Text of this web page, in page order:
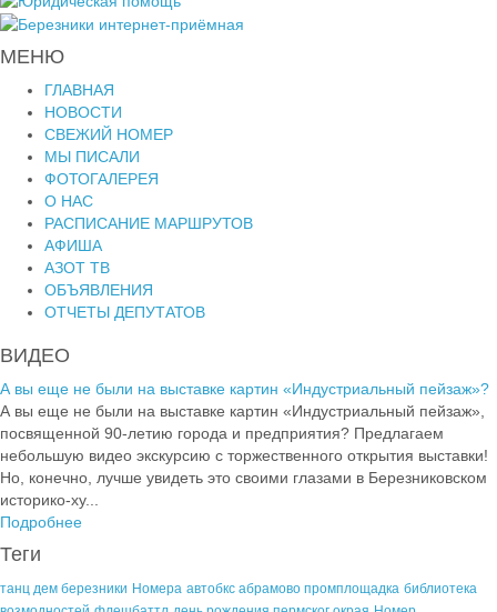
МЕНЮ
ГЛАВНАЯ
НОВОСТИ
СВЕЖИЙ НОМЕР
МЫ ПИСАЛИ
ФОТОГАЛЕРЕЯ
О НАС
РАСПИСАНИЕ МАРШРУТОВ
АФИША
АЗОТ ТВ
ОБЪЯВЛЕНИЯ
ОТЧЕТЫ ДЕПУТАТОВ
ВИДЕО
А вы еще не были на выставке картин «Индустриальный пейзаж»?
А вы еще не были на выставке картин «Индустриальный пейзаж»,
посвященной 90-летию города и предприятия? Предлагаем
небольшую видео экскурсию с торжественного открытия выставки!
Но, конечно, лучше увидеть это своими глазами в Березниковском
историко-ху...
Подробнее
Теги
танц дем березники Номера автобкс абрамово промплощадка библиотека